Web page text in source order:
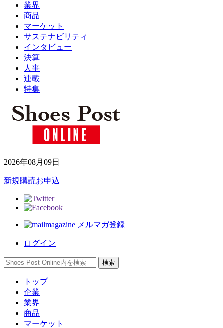
業界
商品
マーケット
サステナビリティ
インタビュー
決算
人事
連載
特集
2026年08月09日
新規購読お申込
メルマガ登録
ログイン
トップ
企業
業界
商品
マーケット